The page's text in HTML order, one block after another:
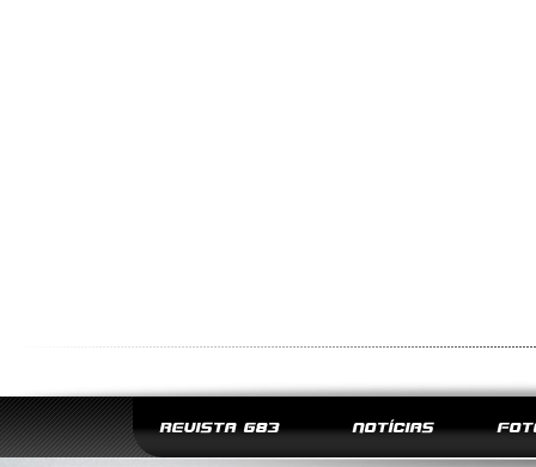
REVISTA G83 NOTÍCIAS